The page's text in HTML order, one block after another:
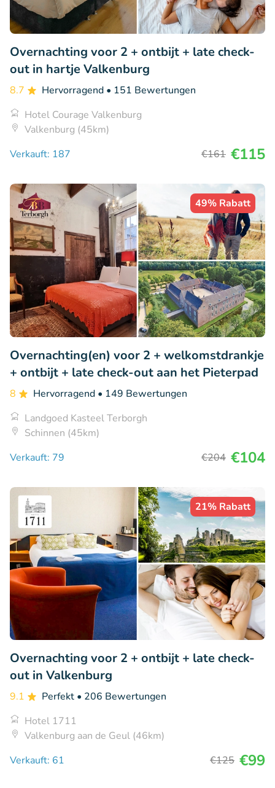
Overnachting voor 2 + ontbijt + late check-
out in hartje Valkenburg
8.7 Hervorragend • 151 Bewertungen
Hotel Courage Valkenburg
Valkenburg (45km)
Verkauft: 187
€161 €115
49% Rabatt
Overnachting(en) voor 2 + welkomstdrankje
+ ontbijt + late check-out aan het Pieterpad
8 Hervorragend • 149 Bewertungen
Landgoed Kasteel Terborgh
Schinnen (45km)
Verkauft: 79
€204 €104
21% Rabatt
Overnachting voor 2 + ontbijt + late check-
out in Valkenburg
9.1 Perfekt • 206 Bewertungen
Hotel 1711
Valkenburg aan de Geul (46km)
Verkauft: 61
€125 €99